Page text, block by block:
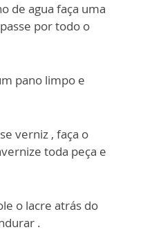
de agua faça uma
por todo o
pano limpo e
verniz , faça o
toda peça e
o lacre atrás do
.